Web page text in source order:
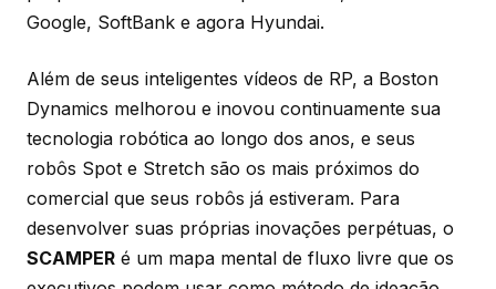
Google, SoftBank e agora Hyundai.
Além de seus inteligentes vídeos de RP, a Boston
Dynamics melhorou e inovou continuamente sua
tecnologia robótica ao longo dos anos, e seus
robôs Spot e Stretch são os mais próximos do
comercial que seus robôs já estiveram. Para
desenvolver suas próprias inovações perpétuas, o
SCAMPER é um mapa mental de fluxo livre que os